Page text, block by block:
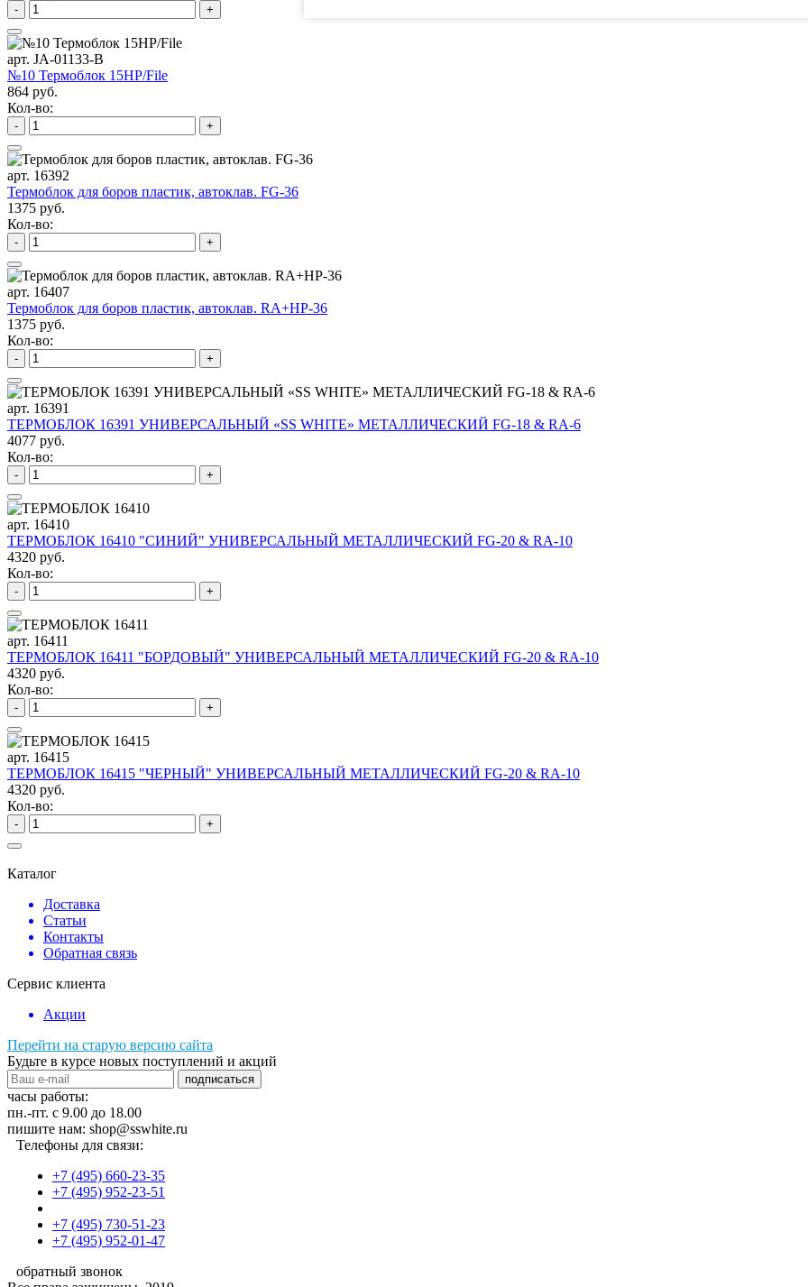
- +
арт. JA-01133-B
№10 Термоблок 15HP/File
864 руб.
Кол-во:
- +
арт. 16392
Термоблок для боров пластик, автоклав. FG-36
1375 руб.
Кол-во:
- +
арт. 16407
Термоблок для боров пластик, автоклав. RA+HP-36
1375 руб.
Кол-во:
- +
арт. 16391
ТЕРМОБЛОК 16391 УНИВЕРСАЛЬНЫЙ «SS WHITE» МЕТАЛЛИЧЕСКИЙ FG-18 & RA-6
4077 руб.
Кол-во:
- +
арт. 16410
ТЕРМОБЛОК 16410 "СИНИЙ" УНИВЕРСАЛЬНЫЙ МЕТАЛЛИЧЕСКИЙ FG-20 & RA-10
4320 руб.
Кол-во:
- +
арт. 16411
ТЕРМОБЛОК 16411 "БОРДОВЫЙ" УНИВЕРСАЛЬНЫЙ МЕТАЛЛИЧЕСКИЙ FG-20 & RA-10
4320 руб.
Кол-во:
- +
арт. 16415
ТЕРМОБЛОК 16415 "ЧЕРНЫЙ" УНИВЕРСАЛЬНЫЙ МЕТАЛЛИЧЕСКИЙ FG-20 & RA-10
4320 руб.
Кол-во:
- +
Каталог
Доставка
Статьи
Контакты
Обратная связь
Сервис клиента
Акции
Перейти на старую версию сайта
Будьте в курсе новых поступлений и акций
подписаться
часы работы:
пн.-пт. с 9.00 до 18.00
пишите нам: shop@sswhite.ru
Телефоны для связи:
+7 (495) 660-23-35
+7 (495) 952-23-51
+7 (495) 730-51-23
+7 (495) 952-01-47
обратный звонок